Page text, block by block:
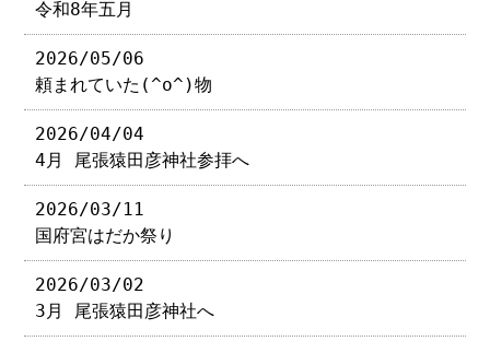
令和8年五月
2026/05/06
頼まれていた(^o^)物
2026/04/04
4月 尾張猿田彦神社参拝へ
2026/03/11
国府宮はだか祭り
2026/03/02
3月 尾張猿田彦神社へ